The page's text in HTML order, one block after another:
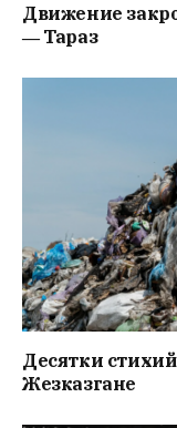
Движение
― Тараз
Десятки
Жезказгане